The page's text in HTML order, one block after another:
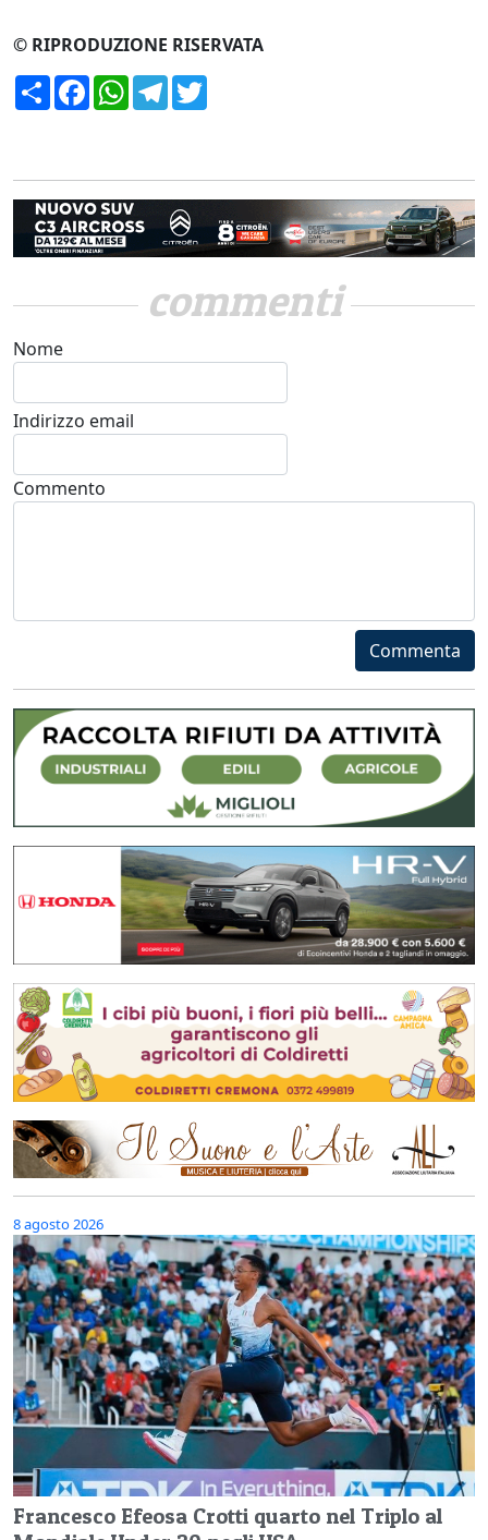
© RIPRODUZIONE RISERVATA
CondividiFacebookWhatsApp
Telegram
commenti
Nome
Indirizzo email
Commento
Commenta
8 agosto 2026
Francesco Efeosa Crotti quarto nel Triplo al